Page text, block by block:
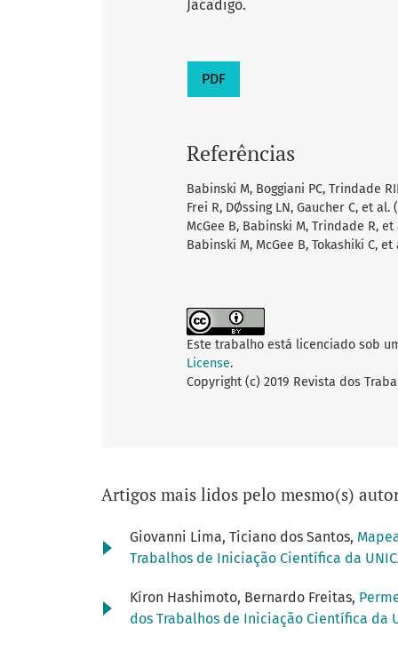
Jacadigo.
PDF
Referências
Babinski M, Boggiani PC, Trindade
Frei R, DØssing LN, Gaucher C, et al.
McGee B, Babinski M, Trindade R, et
Babinski M, McGee B, Tokashiki C,
Este trabalho está licenciado sob
License.
Copyright (c) 2019 Revista dos
Artigos mais lidos pelo mesmo(s)
Giovanni Lima, Ticiano dos Santos,
Trabalhos de Iniciação Científica da
Kíron Hashimoto, Bernardo Freitas,
dos Trabalhos de Iniciação Científica da